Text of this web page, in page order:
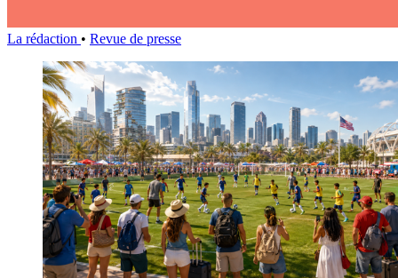
La rédaction • Revue de presse